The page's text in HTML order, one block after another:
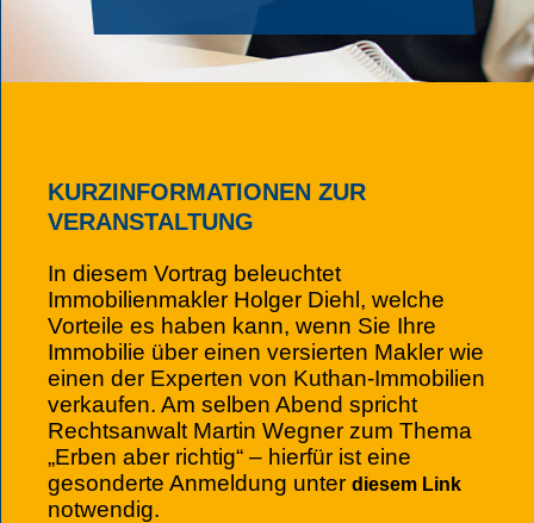
KURZINFORMATIONEN ZUR
VERANSTALTUNG
In diesem Vortrag beleuchtet
Immobilienmakler Holger Diehl, welche
Vorteile es haben kann, wenn Sie Ihre
Immobilie über einen versierten Makler wie
einen der Experten von Kuthan-Immobilien
verkaufen. Am selben Abend spricht
Rechtsanwalt Martin Wegner zum Thema
„Erben aber richtig“ – hierfür ist eine
gesonderte Anmeldung unter diesem Link
notwendig.